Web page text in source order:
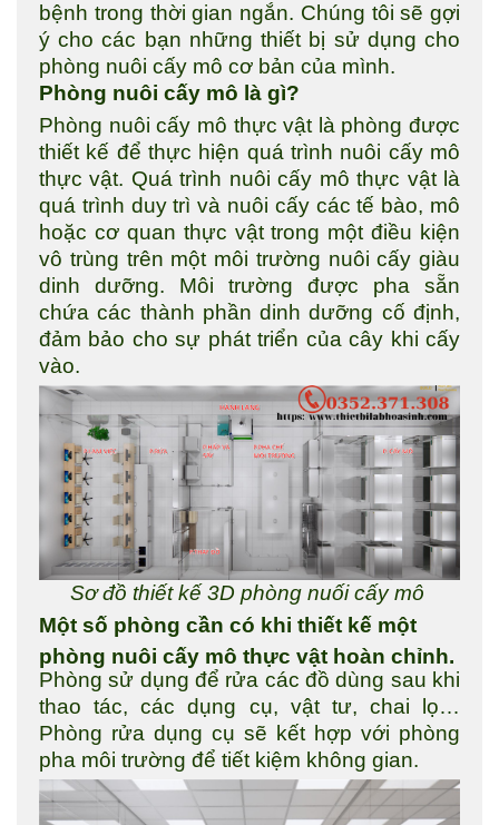
bệnh trong thời gian ngắn. Chúng tôi sẽ gợi
ý cho các bạn những thiết bị sử dụng cho
phòng nuôi cấy mô cơ bản của mình.
Phòng nuôi cấy mô là gì?
Phòng nuôi cấy mô thực vật là phòng được
thiết kế để thực hiện quá trình nuôi cấy mô
thực vật. Quá trình nuôi cấy mô thực vật là
quá trình duy trì và nuôi cấy các tế bào, mô
hoặc cơ quan thực vật trong một điều kiện
vô trùng trên một môi trường nuôi cấy giàu
dinh dưỡng. Môi trường được pha sẵn
chứa các thành phần dinh dưỡng cố định,
đảm bảo cho sự phát triển của cây khi cấy
vào.
Sơ đồ thiết kế 3D phòng nuối cấy mô
Một số phòng cần có khi thiết kế một
phòng nuôi cấy mô thực vật hoàn chỉnh.
Phòng sử dụng để rửa các đồ dùng sau khi
thao tác, các dụng cụ, vật tư, chai lọ…
Phòng rửa dụng cụ sẽ kết hợp với phòng
pha môi trường để tiết kiệm không gian.